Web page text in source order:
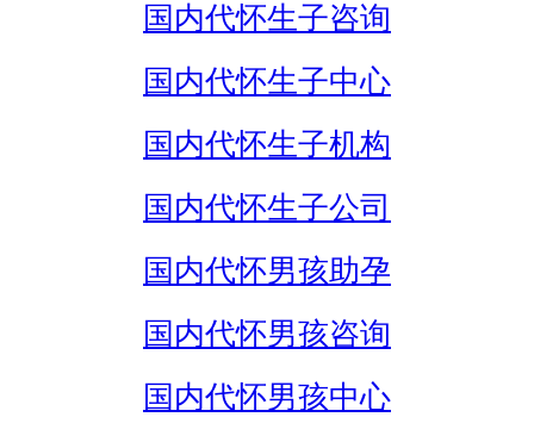
国内代怀生子咨询
国内代怀生子中心
国内代怀生子机构
国内代怀生子公司
国内代怀男孩助孕
国内代怀男孩咨询
国内代怀男孩中心